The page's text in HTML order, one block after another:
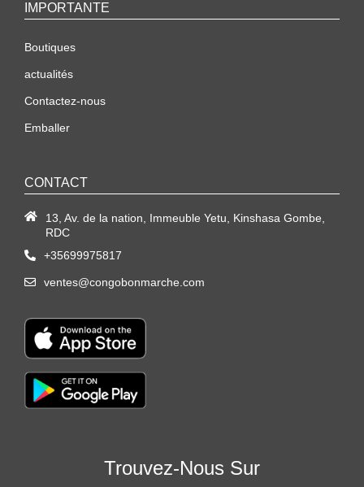
IMPORTANTE
Boutiques
actualités
Contactez-nous
Emballer
CONTACT
13, Av. de la nation, Immeuble Yetu, Kinshasa Gombe,
RDC
+35699975817
ventes@congobonmarche.com
Trouvez-Nous Sur